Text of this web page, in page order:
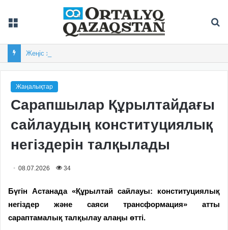
Жеңіс жылнамасының бастауы
Жаңалықтар
Сарапшылар Құрылтайдағы
сайлаудың конституциялық
негіздерін талқылады
08.07.2026 34
Бүгін Астанада «Құрылтай сайлауы: конституциялық
негіздер және саяси трансформация» атты
сараптамалық талқылау алаңы өтті.